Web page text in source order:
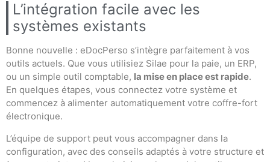
L’intégration facile avec les
systèmes existants
Bonne nouvelle : eDocPerso s’intègre parfaitement à vos
outils actuels. Que vous utilisiez Silae pour la paie, un ERP,
ou un simple outil comptable, la mise en place est rapide.
En quelques étapes, vous connectez votre système et
commencez à alimenter automatiquement votre coffre-fort
électronique.
L’équipe de support peut vous accompagner dans la
configuration, avec des conseils adaptés à votre structure et